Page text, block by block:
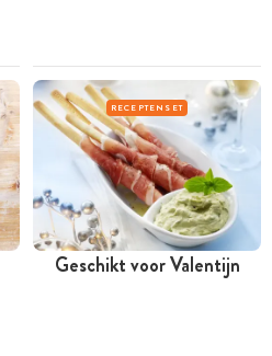
RECEPTENSET
Geschikt voor Valentijn